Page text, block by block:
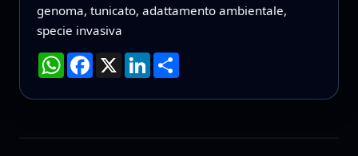
genoma, tunicato, adattamento ambientale,
specie invasiva
WhatsApp
Facebook
X LinkedInCondividi